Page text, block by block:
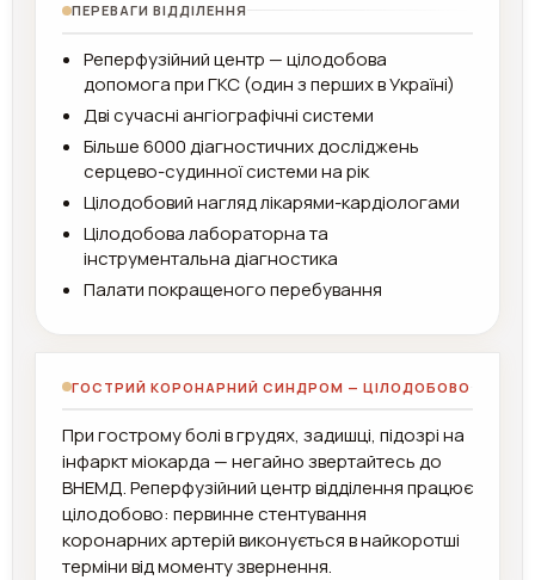
ПЕРЕВАГИ ВІДДІЛЕННЯ
Реперфузійний центр — цілодобова
допомога при ГКС (один з перших в Україні)
Дві сучасні ангіографічні системи
Більше 6000 діагностичних досліджень
серцево-судинної системи на рік
Цілодобовий нагляд лікарями-кардіологами
Цілодобова лабораторна та
інструментальна діагностика
Палати покращеного перебування
ГОСТРИЙ КОРОНАРНИЙ СИНДРОМ — ЦІЛОДОБОВО
При гострому болі в грудях, задишці, підозрі на
інфаркт міокарда — негайно звертайтесь до
ВНЕМД. Реперфузійний центр відділення працює
цілодобово: первинне стентування
коронарних артерій виконується в найкоротші
терміни від моменту звернення.